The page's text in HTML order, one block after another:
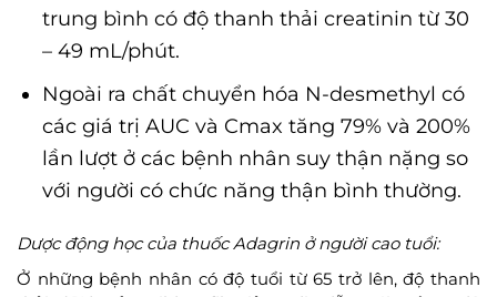
trung bình có độ thanh thải creatinin từ 30
– 49 mL/phút.
Ngoài ra chất chuyển hóa N-desmethyl có
các giá trị AUC và Cmax tăng 79% và 200%
lần lượt ở các bệnh nhân suy thận nặng so
với người có chức năng thận bình thường.
Dược động học của thuốc Adagrin ở người cao tuổi:
Ở những bệnh nhân có độ tuổi từ 65 trở lên, độ thanh